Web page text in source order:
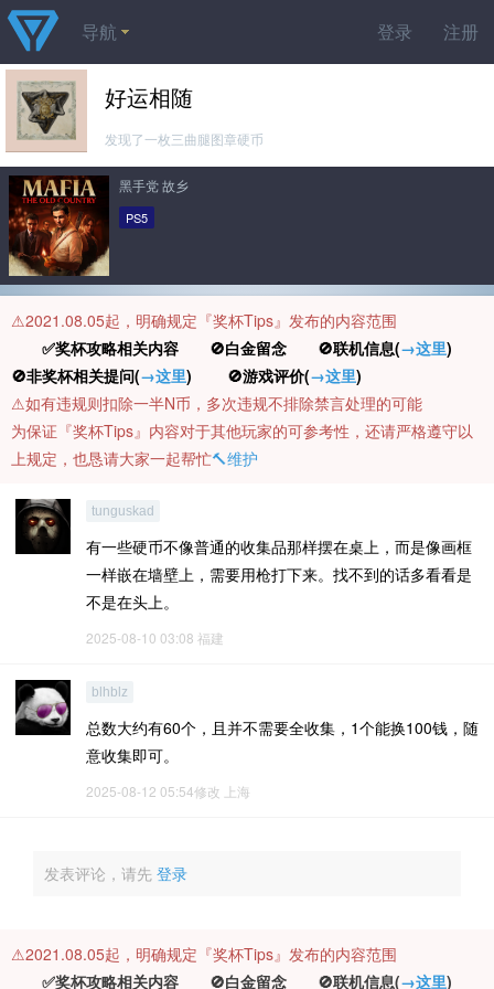
登录 注册
导航
好运相随
发现了一枚三曲腿图章硬币
黑手党 故乡
PS5
⚠️2021.08.05起，明确规定『奖杯Tips』发布的内容范围
✅奖杯攻略相关内容 🚫白金留念 🚫联机信息(→这里)
🚫非奖杯相关提问(→这里) 🚫游戏评价(→这里)
⚠️如有违规则扣除一半N币，多次违规不排除禁言处理的可能
为保证『奖杯Tips』内容对于其他玩家的可参考性，还请严格遵守以
上规定，也恳请大家一起帮忙🔨维护
tunguskad
有一些硬币不像普通的收集品那样摆在桌上，而是像画框
一样嵌在墙壁上，需要用枪打下来。找不到的话多看看是
不是在头上。
2025-08-10 03:08 福建
blhblz
总数大约有60个，且并不需要全收集，1个能换100钱，随
意收集即可。
2025-08-12 05:54修改 上海
发表评论，请先 登录
⚠️2021.08.05起，明确规定『奖杯Tips』发布的内容范围
✅奖杯攻略相关内容 🚫白金留念 🚫联机信息(→这里)